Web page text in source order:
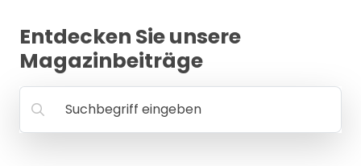
FAQ
Entdecken Sie unsere
Magazinbeiträge
Suchbegriff eingeben